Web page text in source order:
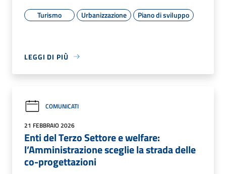
Turismo Urbanizzazione Piano di sviluppo
LEGGI DI PIÙ
COMUNICATI
21 FEBBRAIO 2026
Enti del Terzo Settore e welfare:
l’Amministrazione sceglie la strada delle
co-progettazioni